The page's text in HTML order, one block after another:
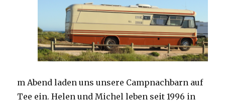
m Abend laden uns unsere Campnachbarn auf
Tee ein. Helen und Michel leben seit 1996 in